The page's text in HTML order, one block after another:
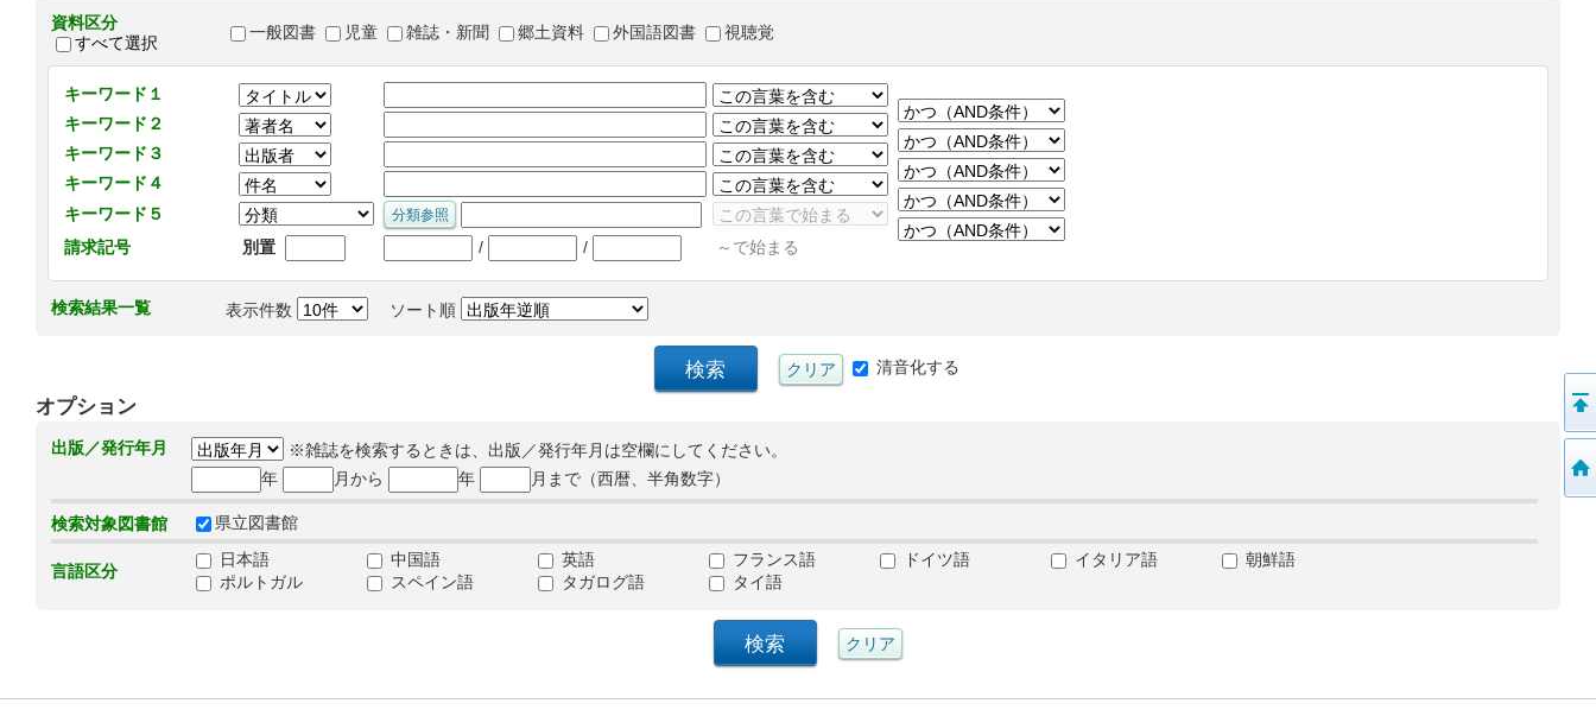
資料区分
すべて選択
一般図書 児童 雑誌・新聞 郷土資料 外国語図書 視聴覚
キーワード１
キーワード２
キーワード３
キーワード４
キーワード５
請求記号
別置 / / ～で始まる
検索結果一覧 表示件数 ソート順
清音化する
オプション
出版／発行年月
※雑誌を検索するときは、出版／発行年月は空欄にしてください。
年
月から 年 月まで（西暦、半角数字）
検索対象図書館 県立図書館
言語区分
日本語 中国語 英語 フランス語 ドイツ語 イタリア語
朝鮮語
ポルトガル
スペイン語 タガログ語 タイ語